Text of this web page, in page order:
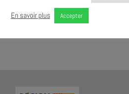
En savoir plus Accepter